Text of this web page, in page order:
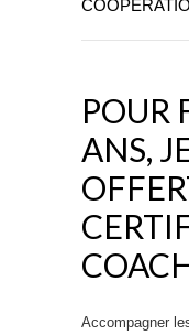
POUR
ANS,
Accompagner